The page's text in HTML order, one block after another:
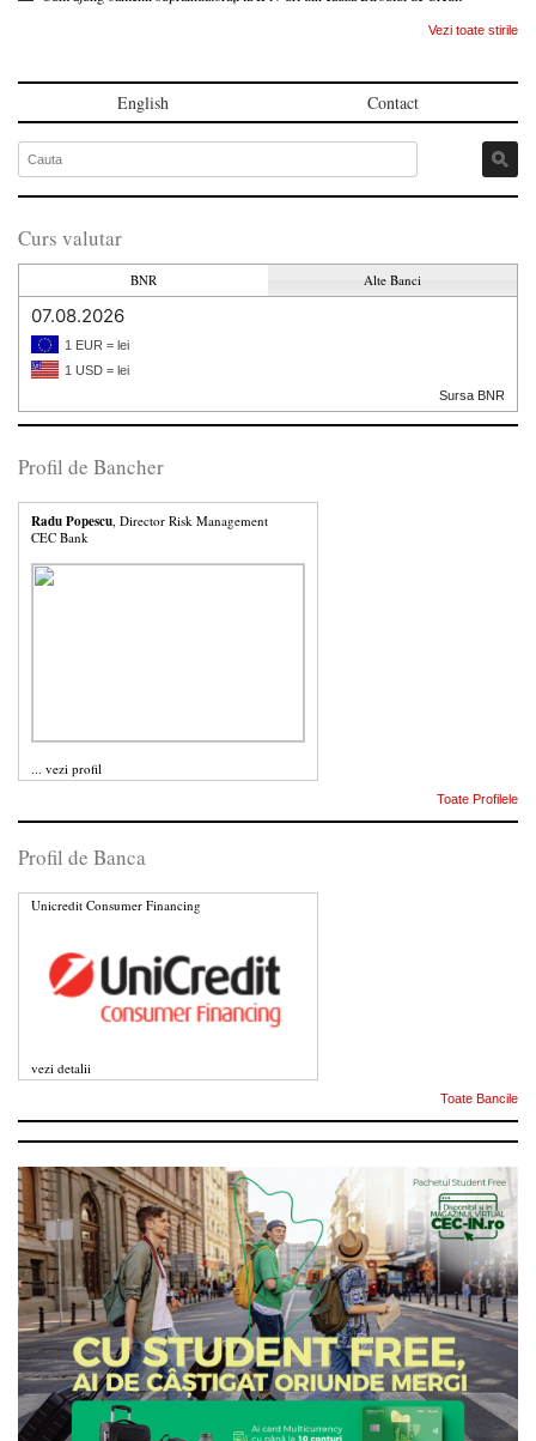
Vezi toate stirile
English Contact
Curs valutar
BNR Alte Banci
07.08.2026
1 EUR = lei
1 USD = lei
Sursa BNR
Profil de Bancher
Radu Popescu , Director Risk Management
CEC Bank
... vezi profil
Toate Profilele
Profil de Banca
Unicredit Consumer Financing
vezi detalii
Toate Bancile